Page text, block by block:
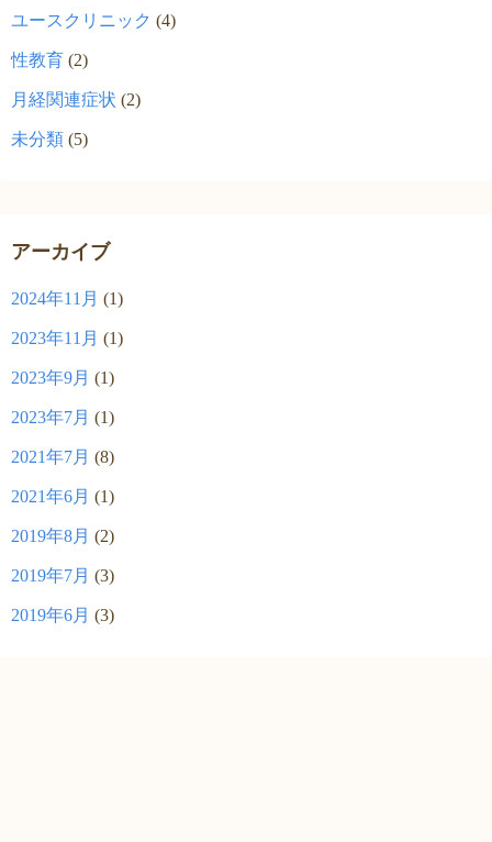
ユースクリニック (4)
性教育 (2)
月経関連症状 (2)
未分類 (5)
アーカイブ
2024年11月 (1)
2023年11月 (1)
2023年9月 (1)
2023年7月 (1)
2021年7月 (8)
2021年6月 (1)
2019年8月 (2)
2019年7月 (3)
2019年6月 (3)